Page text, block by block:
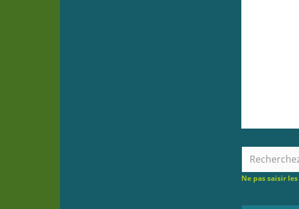
Ne pas saisir les